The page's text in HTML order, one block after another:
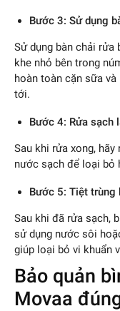
Bước 3: Sử dụng
Sử dụng bàn chải rửa
khe nhỏ bên trong
hoàn toàn cặn sữa
tới.
Bước 4: Rửa sạch
Sau khi rửa xong,
nước sạch để loại bỏ
Bước 5: Tiệt trùng
Sau khi đã rửa sạch,
sử dụng nước sôi
giúp loại bỏ vi khuẩn
Bảo quản
Movaa